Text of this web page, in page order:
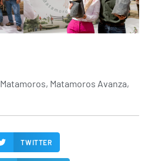
Matamoros, Matamoros Avanza,
TWITTER